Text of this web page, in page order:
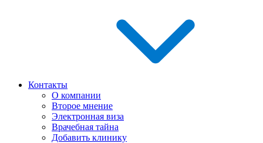
Контакты
О компании
Второе мнение
Электронная виза
Врачебная тайна
Добавить клинику